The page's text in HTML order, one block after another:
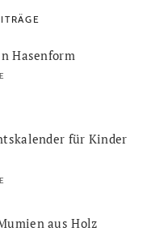
Hasenform
für Kinder
aus Holz